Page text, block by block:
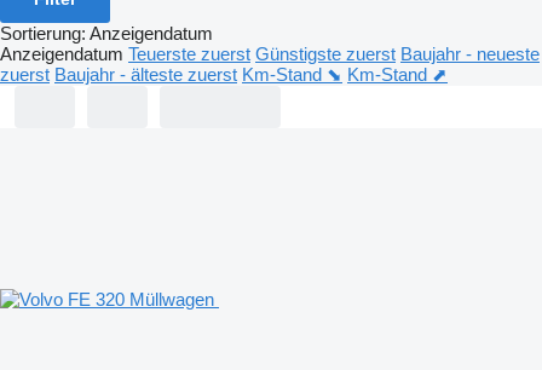
Sortierung: Anzeigendatum
Anzeigendatum Teuerste zuerst Günstigste zuerst Baujahr - neueste
zuerst Baujahr - älteste zuerst Km-Stand ⬊ Km-Stand ⬈